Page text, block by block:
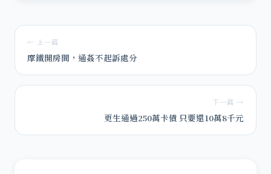
← 上一篇
摩鐵開房間，通姦不起訴處分
下一篇 →
更生通過250萬卡債 只要還10萬8千元